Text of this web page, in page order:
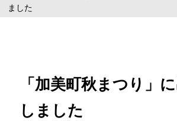
ました
「加美町秋まつり」
しました